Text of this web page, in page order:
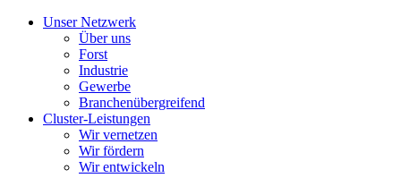
Unser Netzwerk
Über uns
Forst
Industrie
Gewerbe
Branchenübergreifend
Cluster-Leistungen
Wir vernetzen
Wir fördern
Wir entwickeln